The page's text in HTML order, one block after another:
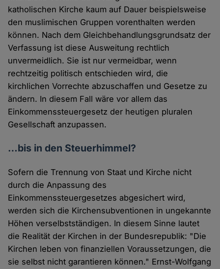
katholischen Kirche kaum auf Dauer beispielsweise
den muslimischen Gruppen vorenthalten werden
können. Nach dem Gleichbehandlungsgrundsatz der
Verfassung ist diese Ausweitung rechtlich
unvermeidlich. Sie ist nur vermeidbar, wenn
rechtzeitig politisch entschieden wird, die
kirchlichen Vorrechte abzuschaffen und Gesetze zu
ändern. In diesem Fall wäre vor allem das
Einkommenssteuergesetz der heutigen pluralen
Gesellschaft anzupassen.
…bis in den Steuerhimmel?
Sofern die Trennung von Staat und Kirche nicht
durch die Anpassung des
Einkommenssteuergesetzes abgesichert wird,
werden sich die Kirchensubventionen in ungekannte
Höhen verselbstständigen. In diesem Sinne lautet
die Realität der Kirchen in der Bundesrepublik: "Die
Kirchen leben von finanziellen Voraussetzungen, die
sie selbst nicht garantieren können." Ernst-Wolfgang